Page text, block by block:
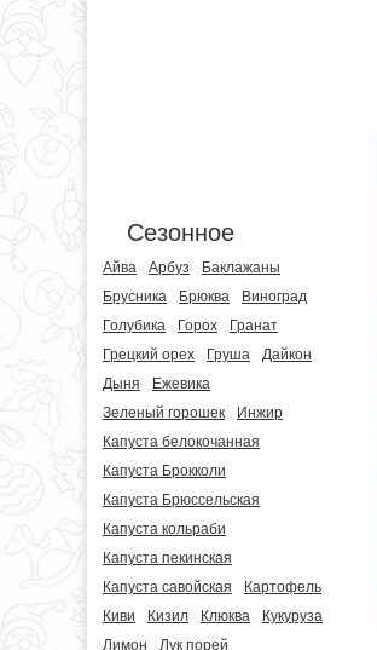
Сезонное
Айва Арбуз
Баклажаны
Брусника
Брюква
Виноград
Голубика
Горох
Гранат
Грецкий орех
Груша
Дайкон
Дыня
Ежевика
Зеленый горошек
Инжир
Капуста белокочанная
Капуста Брокколи
Капуста Брюссельская
Капуста кольраби
Капуста пекинская
Капуста савойская
Картофель
Киви
Кизил Клюква
Кукуруза
Лимон
Лук порей